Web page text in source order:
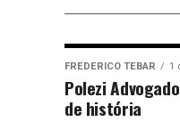
FREDERICO TEBAR 1
Polezi
de história